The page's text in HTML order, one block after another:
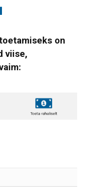
on
viise,